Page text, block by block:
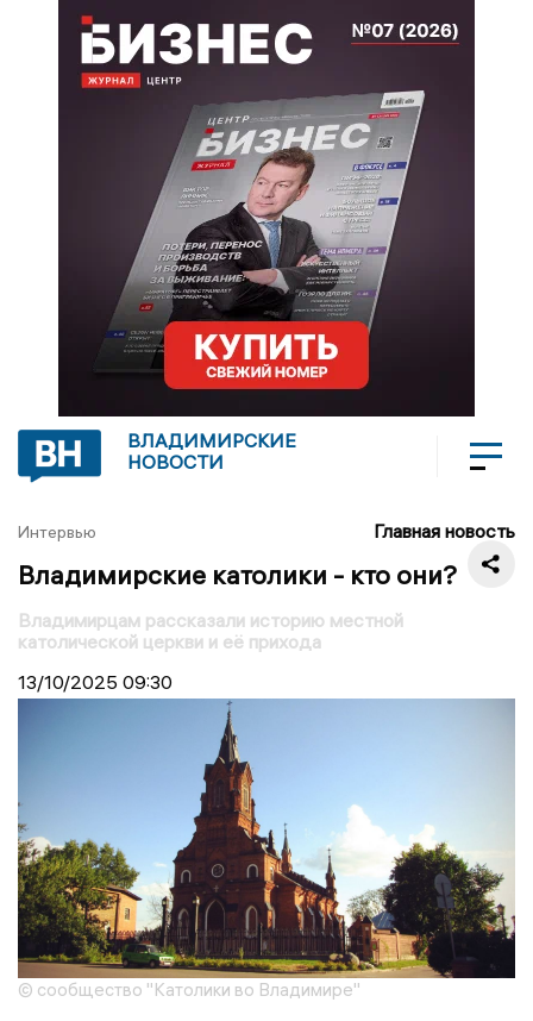
ВЛАДИМИРСКИЕ
НОВОСТИ
Интервью Главная новость
Владимирские католики - кто они?
Владимирцам рассказали историю местной
католической церкви и её прихода
13/10/2025 09:30
© сообщество "Католики во Владимире"